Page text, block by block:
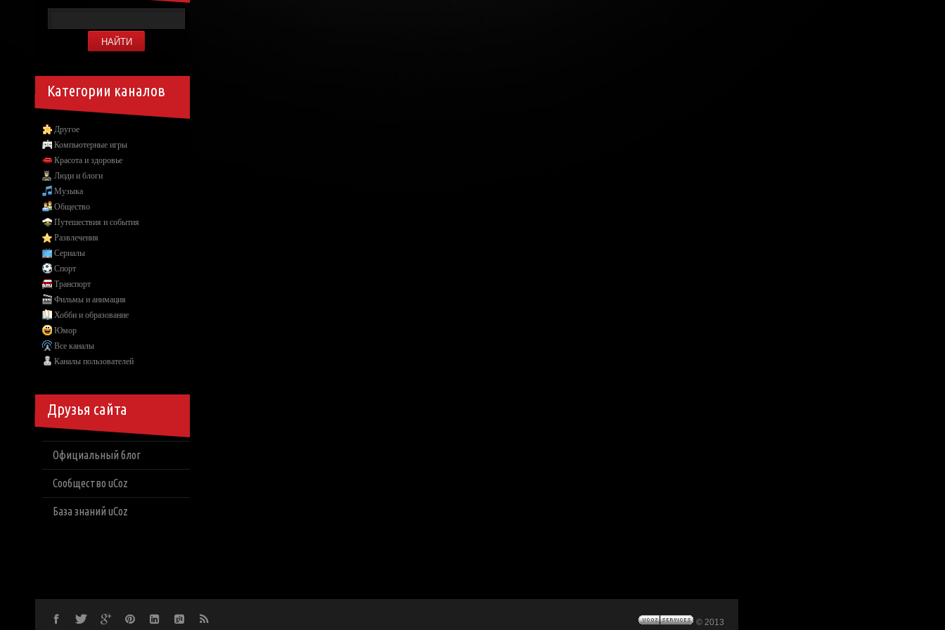
Категории каналов
Другое
Компьютерные игры
Красота и здоровье
Люди и блоги
Музыка
Общество
Путешествия и события
Развлечения
Сериалы
Спорт
Транспорт
Фильмы и анимация
Хобби и образование
Юмор
Все каналы
Каналы пользователей
Друзья сайта
Официальный блог
Сообщество uCoz
База знаний uCoz
© 2013